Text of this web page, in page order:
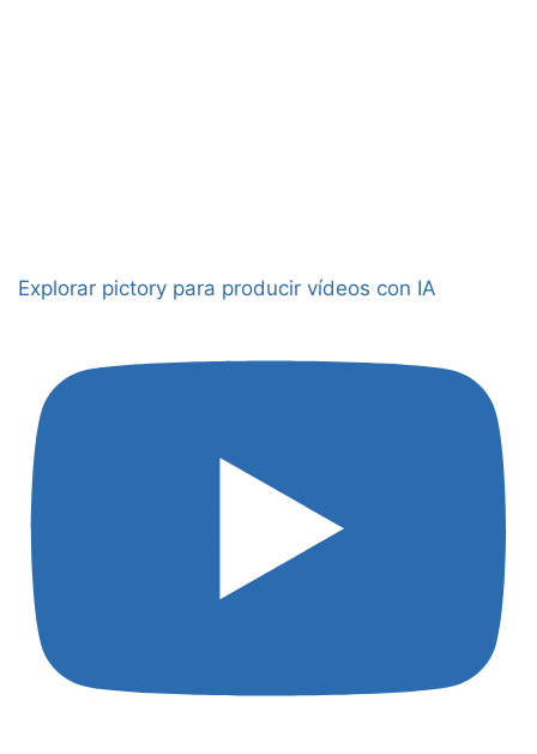
Explorar pictory para producir vídeos con IA